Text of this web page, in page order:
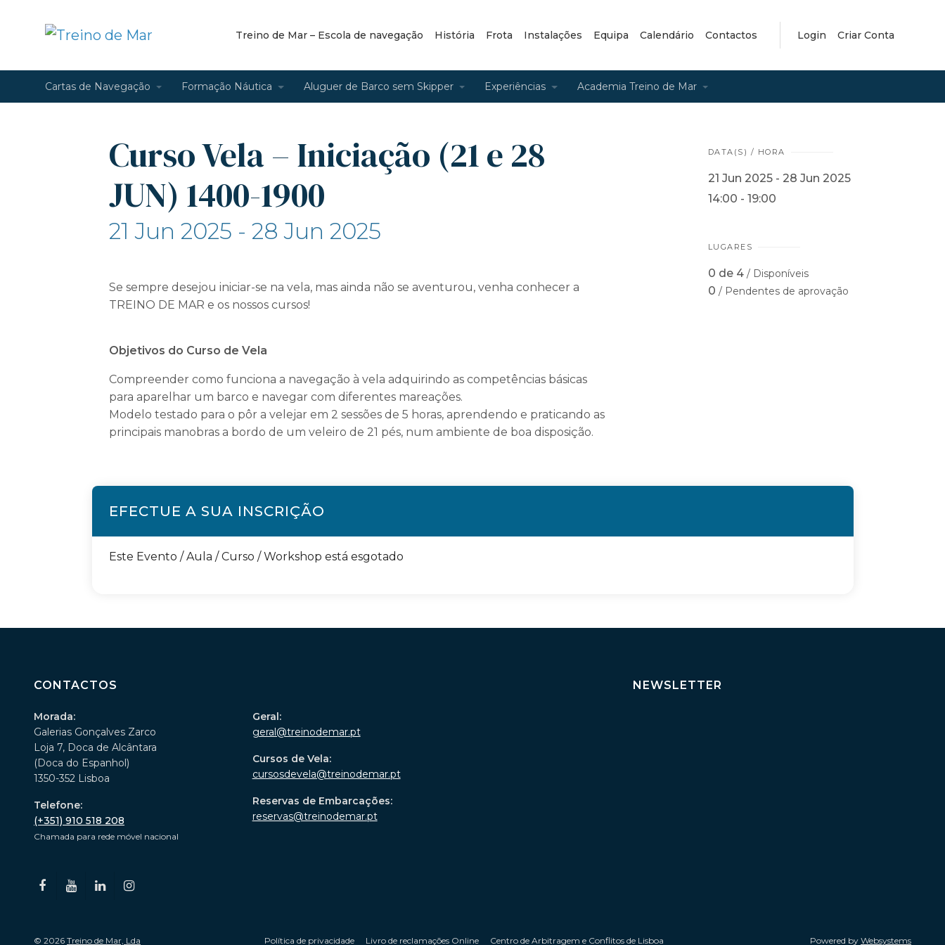
Treino de Mar – Escola de navegação História Frota Instalações Equipa Calendário Contactos Login Criar Conta
Cartas de Navegação Formação Náutica Aluguer de Barco sem Skipper Experiências Academia Treino de Mar
Curso Vela – Iniciação (21 e 28
JUN) 1400-1900
21 Jun 2025 - 28 Jun 2025
Se sempre desejou iniciar-se na vela, mas ainda não se aventurou, venha conhecer a
TREINO DE MAR e os nossos cursos!
Objetivos do Curso de Vela
Compreender como funciona a navegação à vela adquirindo as competências básicas
para aparelhar um barco e navegar com diferentes mareações.
Modelo testado para o pôr a velejar em 2 sessões de 5 horas, aprendendo e praticando as
principais manobras a bordo de um veleiro de 21 pés, num ambiente de boa disposição.
DATA(S) / HORA
21 Jun 2025 - 28 Jun 2025
14:00 - 19:00
LUGARES
0 de 4 / Disponíveis
0 / Pendentes de aprovação
EFECTUE A SUA INSCRIÇÃO
Este Evento / Aula / Curso / Workshop está esgotado
CONTACTOS
Morada:
Galerias Gonçalves Zarco
Loja 7, Doca de Alcântara
(Doca do Espanhol)
1350-352 Lisboa
Telefone:
(+351) 910 518 208
Chamada para rede móvel nacional
Geral:
geral@treinodemar.pt
Cursos de Vela:
cursosdevela@treinodemar.pt
Reservas de Embarcações:
reservas@treinodemar.pt
NEWSLETTER
© 2026 Treino de Mar, Lda Política de privacidade Livro de reclamações Online Centro de Arbitragem e Conflitos de Lisboa Powered by Websystems